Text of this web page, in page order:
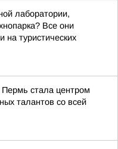
лаборатории,
Все они
на туристических
стала центром
талантов со всей